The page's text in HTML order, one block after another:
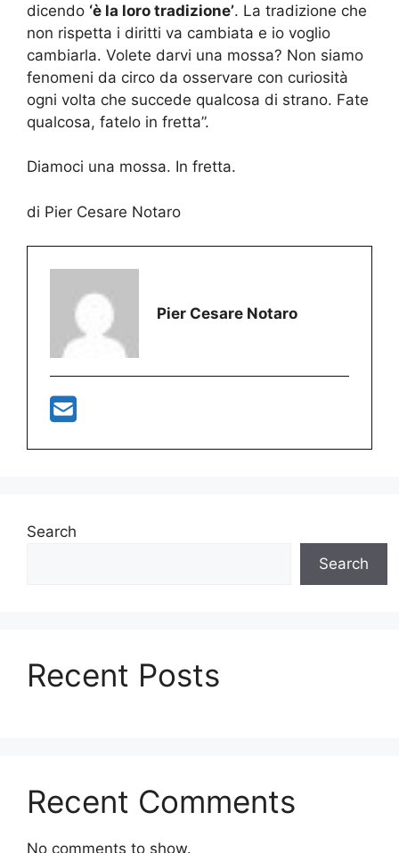
dicendo ‘è la loro tradizione’. La tradizione che
non rispetta i diritti va cambiata e io voglio
cambiarla. Volete darvi una mossa? Non siamo
fenomeni da circo da osservare con curiosità
ogni volta che succede qualcosa di strano. Fate
qualcosa, fatelo in fretta”.
Diamoci una mossa. In fretta.
di Pier Cesare Notaro
Pier Cesare Notaro
Search
Search
Recent Posts
Recent Comments
No comments to show.